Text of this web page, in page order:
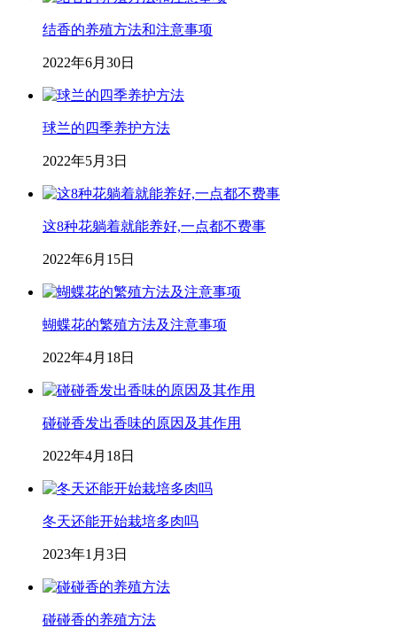
结香的养殖方法和注意事项
2022年6月30日
球兰的四季养护方法
2022年5月3日
这8种花躺着就能养好,一点都不费事
2022年6月15日
蝴蝶花的繁殖方法及注意事项
2022年4月18日
碰碰香发出香味的原因及其作用
2022年4月18日
冬天还能开始栽培多肉吗
2023年1月3日
碰碰香的养殖方法